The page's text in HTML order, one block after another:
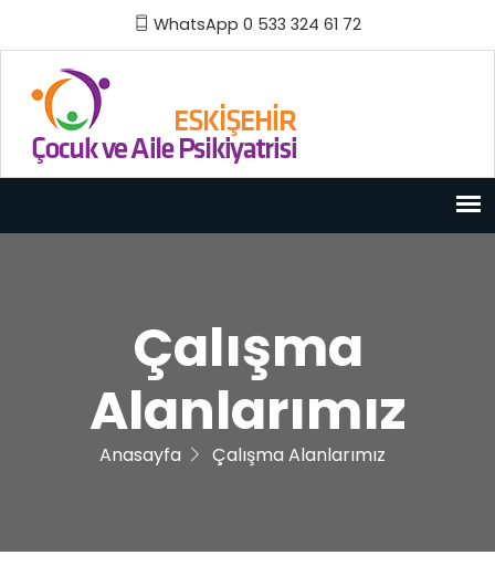
WhatsApp 0 533 324 61 72
Çalışma
Alanlarımız
Anasayfa Çalışma Alanlarımız